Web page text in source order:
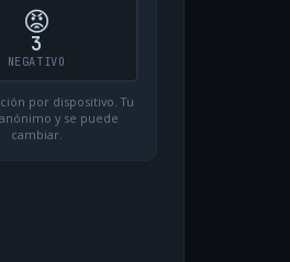
😡
3
NEGATIVO
por dispositivo. Tu
y se puede
cambiar.